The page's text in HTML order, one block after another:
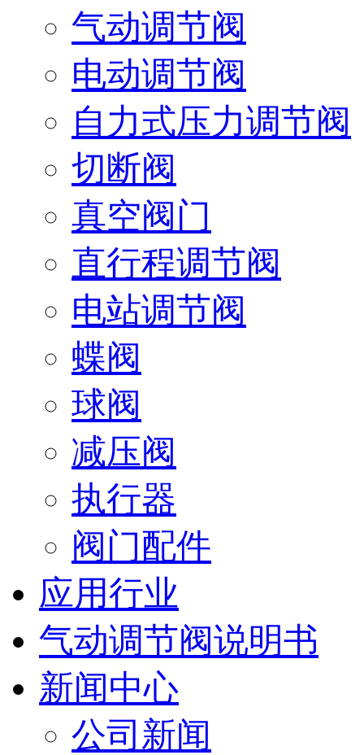
气动调节阀
电动调节阀
自力式压力调节阀
切断阀
真空阀门
直行程调节阀
电站调节阀
蝶阀
球阀
减压阀
执行器
阀门配件
应用行业
气动调节阀说明书
新闻中心
公司新闻